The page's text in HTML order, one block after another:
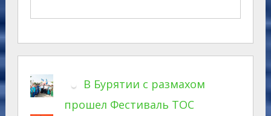
В Бурятии с размахом
прошел Фестиваль ТОС